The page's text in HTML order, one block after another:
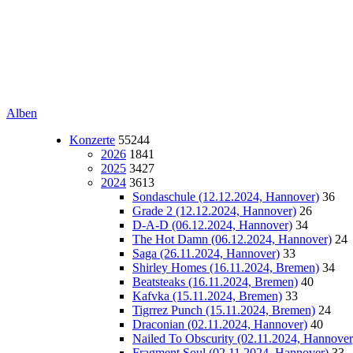
Alben
Konzerte 55244
2026 1841
2025 3427
2024 3613
Sondaschule (12.12.2024, Hannover) 36
Grade 2 (12.12.2024, Hannover) 26
D-A-D (06.12.2024, Hannover) 34
The Hot Damn (06.12.2024, Hannover) 24
Saga (26.11.2024, Hannover) 33
Shirley Homes (16.11.2024, Bremen) 34
Beatsteaks (16.11.2024, Bremen) 40
Kafvka (15.11.2024, Bremen) 33
Tigrrez Punch (15.11.2024, Bremen) 24
Draconian (02.11.2024, Hannover) 40
Nailed To Obscurity (02.11.2024,